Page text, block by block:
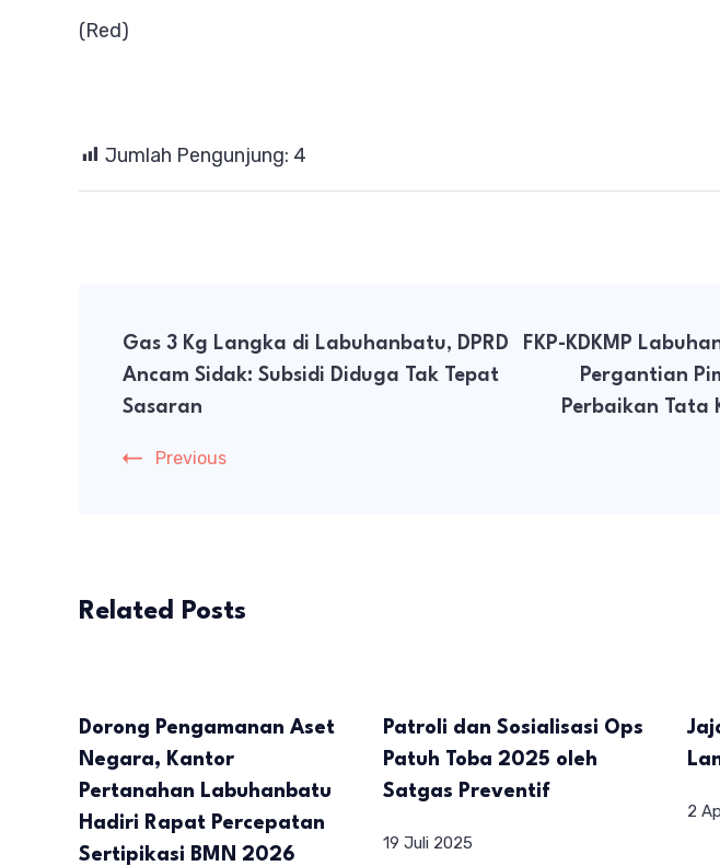
(Red)
Jumlah Pengunjung: 4
Navigation
Gas 3 Kg Langka di Labuhanbatu, DPRD
Ancam Sidak: Subsidi Diduga Tak Tepat
Sasaran
Previous
FKP-KDKMP
Pergantian
Perbaikan Tata
Related Posts
Dorong Pengamanan Aset
Negara, Kantor
Pertanahan Labuhanbatu
Hadiri Rapat Percepatan
Sertipikasi BMN 2026
Patroli dan Sosialisasi Ops
Patuh Toba 2025 oleh
Satgas Preventif
19 Juli 2025
2